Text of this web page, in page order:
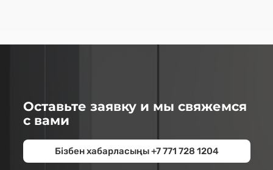
Оставьте заявку и мы свяжемся
с вами
Бізбен хабарласыңы +7 771 728 1204